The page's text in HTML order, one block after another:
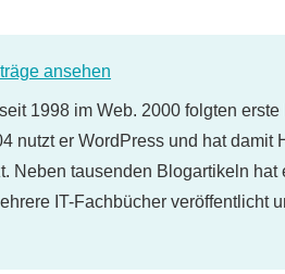
ansehen
1998 im Web. 2000 folgten erste
nutzt er WordPress und hat damit
Neben tausenden Blogartikeln hat
IT-Fachbücher veröffentlicht